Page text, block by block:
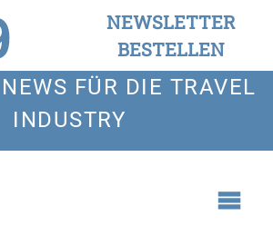
NEWSLETTER
BESTELLEN
FÜR DIE TRAVEL
INDUSTRY